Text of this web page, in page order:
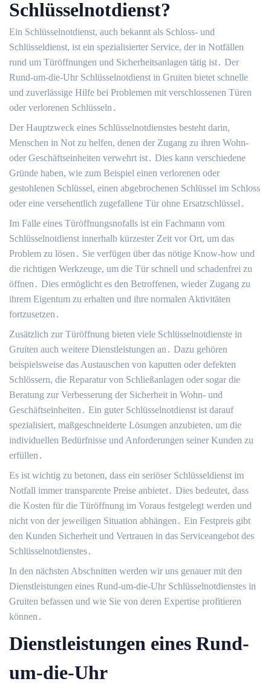
Schlüsselnotdienst?
Ein Schlüsselnotdienst, auch bekannt als Schloss- und
Schlüsseldienst, ist ein spezialisierter Service, der in Notfällen
rund um Türöffnungen und Sicherheitsanlagen tätig ist․ Der
Rund-um-die-Uhr Schlüsselnotdienst in Gruiten bietet schnelle
und zuverlässige Hilfe bei Problemen mit verschlossenen Türen
oder verlorenen Schlüsseln․
Der Hauptzweck eines Schlüsselnotdienstes besteht darin,
Menschen in Not zu helfen, denen der Zugang zu ihren Wohn-
oder Geschäftseinheiten verwehrt ist․ Dies kann verschiedene
Gründe haben, wie zum Beispiel einen verlorenen oder
gestohlenen Schlüssel, einen abgebrochenen Schlüssel im Schloss
oder eine versehentlich zugefallene Tür ohne Ersatzschlüssel․
Im Falle eines Türöffnungsnofalls ist ein Fachmann vom
Schlüsselnotdienst innerhalb kürzester Zeit vor Ort, um das
Problem zu lösen․ Sie verfügen über das nötige Know-how und
die richtigen Werkzeuge, um die Tür schnell und schadenfrei zu
öffnen․ Dies ermöglicht es den Betroffenen, wieder Zugang zu
ihrem Eigentum zu erhalten und ihre normalen Aktivitäten
fortzusetzen․
Zusätzlich zur Türöffnung bieten viele Schlüsselnotdienste in
Gruiten auch weitere Dienstleistungen an․ Dazu gehören
beispielsweise das Austauschen von kaputten oder defekten
Schlössern, die Reparatur von Schließanlagen oder sogar die
Beratung zur Verbesserung der Sicherheit in Wohn- und
Geschäftseinheiten․ Ein guter Schlüsselnotdienst ist darauf
spezialisiert, maßgeschneiderte Lösungen anzubieten, um die
individuellen Bedürfnisse und Anforderungen seiner Kunden zu
erfüllen․
Es ist wichtig zu betonen, dass ein seriöser Schlüsseldienst im
Notfall immer transparente Preise anbietet․ Dies bedeutet, dass
die Kosten für die Türöffnung im Voraus festgelegt werden und
nicht von der jeweiligen Situation abhängen․ Ein Festpreis gibt
den Kunden Sicherheit und Vertrauen in das Serviceangebot des
Schlüsselnotdienstes․
In den nächsten Abschnitten werden wir uns genauer mit den
Dienstleistungen eines Rund-um-die-Uhr Schlüsselnotdienstes in
Gruiten befassen und wie Sie von deren Expertise profitieren
können․
Dienstleistungen eines Rund-
um-die-Uhr